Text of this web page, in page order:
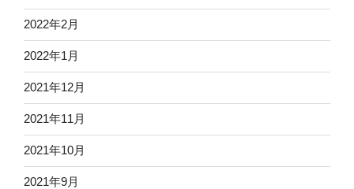
2022年2月
2022年1月
2021年12月
2021年11月
2021年10月
2021年9月